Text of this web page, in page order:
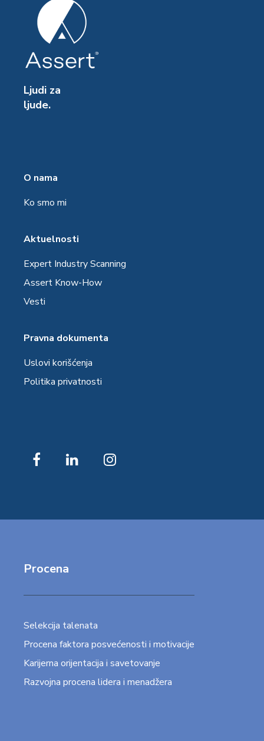
Ljudi za
ljude.
O nama
Ko smo mi
Aktuelnosti
Expert Industry Scanning
Assert Know-How
Vesti
Pravna dokumenta
Uslovi korišćenja
Politika privatnosti
Procena
Selekcija talenata
Procena faktora posvećenosti i motivacije
Karijerna orijentacija i savetovanje
Razvojna procena lidera i menadžera